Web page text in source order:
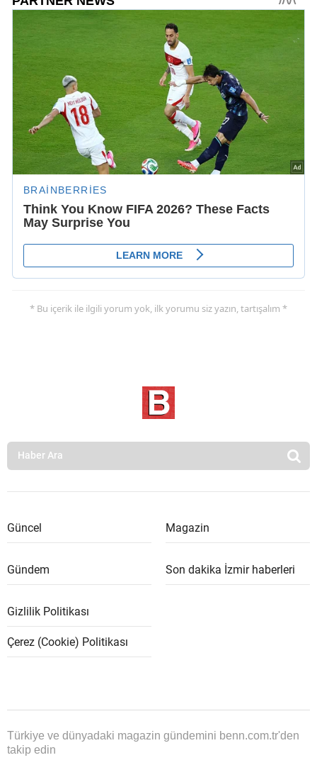
* Bu içerik ile ilgili yorum yok, ilk yorumu siz yazın, tartışalım *
Güncel Magazin
Gündem Son dakika İzmir haberleri
Gizlilik Politikası
Çerez (Cookie) Politikası
Türkiye ve dünyadaki magazin gündemini benn.com.tr'den
takip edin